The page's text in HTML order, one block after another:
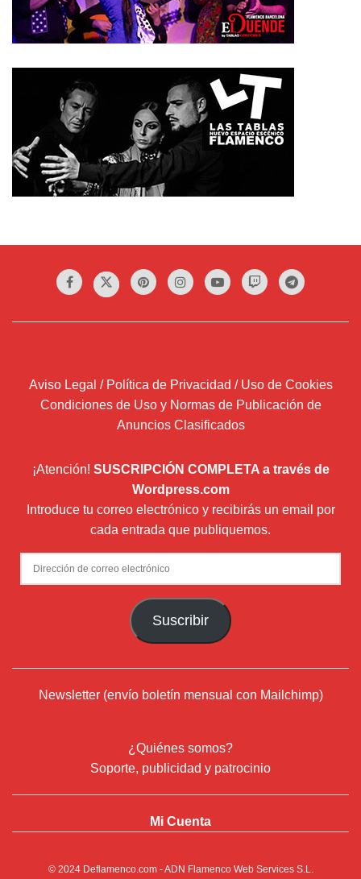
Aviso Legal / Política de Privacidad / Uso de Cookies
Condiciones de Uso y Normas de Publicación de
Anuncios Clasificados
¡Atención! SUSCRIPCIÓN COMPLETA a través de
Wordpress.com
Introduce tu correo electrónico y recibirás un email por
cada entrada que publiquemos.
Dirección
de
Suscribir
Newsletter (envío boletín mensual con Mailchimp)
¿Quiénes somos?
Soporte, publicidad y patrocinio
Mi Cuenta
© 2024 Deflamenco.com- ADN Flamenco Web Services S.L.